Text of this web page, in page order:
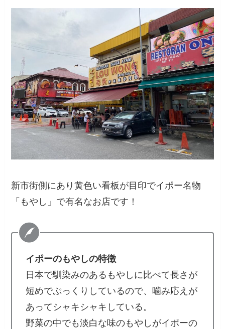
新市街側にあり黄色い看板が目印でイポー名物
「もやし」で有名なお店です！
イポーのもやしの特徴
日本で馴染みのあるもやしに比べて長さが
短めでぷっくりしているので、噛み応えが
あってシャキシャキしている。
野菜の中でも淡白な味のもやしがイポーの